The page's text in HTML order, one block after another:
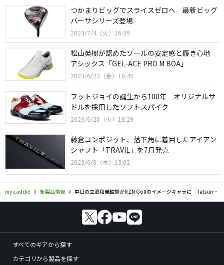
つかまりビッグでスライスゼロへ 最新ビッグ
バーサシリーズ登場
2023/7/4（火）16:39
松山英樹が認めたソールの安定感と履き心地
アシックス「GEL-ACE PRO M BOA」
2023/6/23（金）10:45
フットジョイの誕生から100年 オリジナルサ
ドルを採用したソフトスパイク
2023/6/20（火）18:29
藤倉コンポジット、落下角に着目したアイアン
シャフト「TRAVIL」を7月発売
2023/6/8（木）13:02
my caddie 新製品情報 中日の立浪和義監督がRZN Golfのイメージキャラに Tatsunamiボールを発売
すべてのギアから探す
カテゴリから製品を探す